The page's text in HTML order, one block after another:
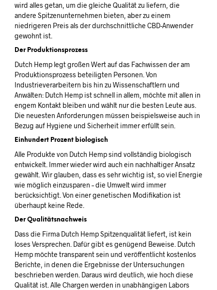
wird alles getan, um die gleiche Qualität zu liefern, die
andere Spitzenunternehmen bieten, aber zu einem
niedrigeren Preis als der durchschnittliche CBD-Anwender
gewohnt ist.
Der Produktionsprozess
Dutch Hemp legt großen Wert auf das Fachwissen der am
Produktionsprozess beteiligten Personen. Von
Industrieverarbeitern bis hin zu Wissenschaftlern und
Anwälten: Dutch Hemp ist schnell in allem, möchte mit allen in
engem Kontakt bleiben und wählt nur die besten Leute aus.
Die neuesten Anforderungen müssen beispielsweise auch in
Bezug auf Hygiene und Sicherheit immer erfüllt sein.
Einhundert Prozent biologisch
Alle Produkte von Dutch Hemp sind vollständig biologisch
entwickelt. Immer wieder wird auch ein nachhaltiger Ansatz
gewählt. Wir glauben, dass es sehr wichtig ist, so viel Energie
wie möglich einzusparen – die Umwelt wird immer
berücksichtigt. Von einer genetischen Modifikation ist
überhaupt keine Rede.
Der Qualitätsnachweis
Dass die Firma Dutch Hemp Spitzenqualität liefert, ist kein
loses Versprechen. Dafür gibt es genügend Beweise. Dutch
Hemp möchte transparent sein und veröffentlicht kostenlos
Berichte, in denen die Ergebnisse der Untersuchungen
beschrieben werden. Daraus wird deutlich, wie hoch diese
Qualität ist. Alle Chargen werden in unabhängigen Labors